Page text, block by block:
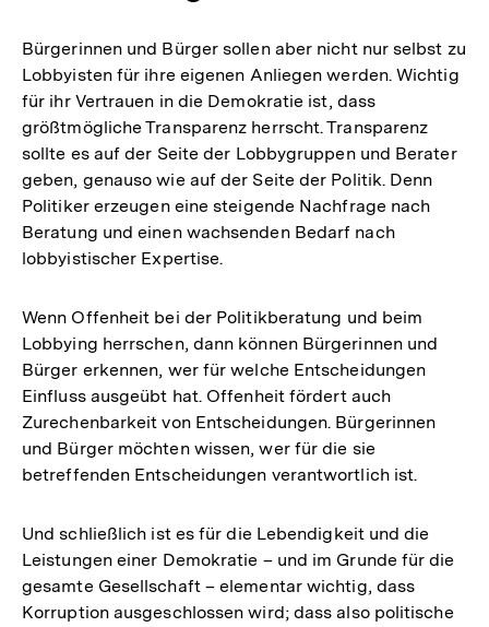
Bürgerinnen und Bürger sollen aber nicht nur selbst zu
Lobbyisten für ihre eigenen Anliegen werden. Wichtig
für ihr Vertrauen in die Demokratie ist, dass
größtmögliche Transparenz herrscht. Transparenz
sollte es auf der Seite der Lobbygruppen und Berater
geben, genauso wie auf der Seite der Politik. Denn
Politiker erzeugen eine steigende Nachfrage nach
Beratung und einen wachsenden Bedarf nach
lobbyistischer Expertise.
Wenn Offenheit bei der Politikberatung und beim
Lobbying herrschen, dann können Bürgerinnen und
Bürger erkennen, wer für welche Entscheidungen
Einfluss ausgeübt hat. Offenheit fördert auch
Zurechenbarkeit von Entscheidungen. Bürgerinnen
und Bürger möchten wissen, wer für die sie
betreffenden Entscheidungen verantwortlich ist.
Und schließlich ist es für die Lebendigkeit und die
Leistungen einer Demokratie – und im Grunde für die
gesamte Gesellschaft – elementar wichtig, dass
Korruption ausgeschlossen wird; dass also politische